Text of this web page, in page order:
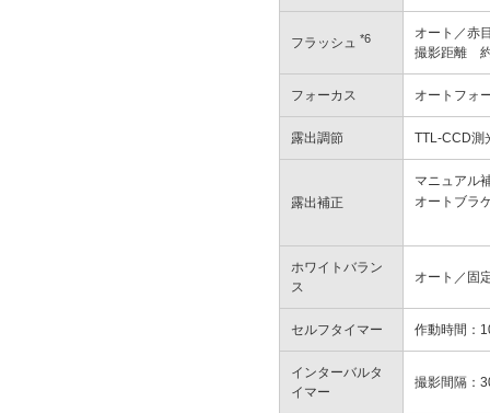
フラッシュ *6
オート／赤
撮影距離 約
フォーカス オートフォ
露出調節 TTL-CCD測
露出補正
マニュアル
オートブラ
ホワイトバラン
ス
オート／固
セルフタイマー 作動時間：
インターバルタ
イマー
撮影間隔：